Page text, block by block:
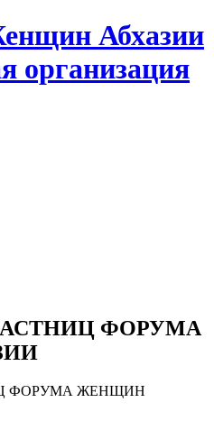
Абхазии
организация
ФОРУМА